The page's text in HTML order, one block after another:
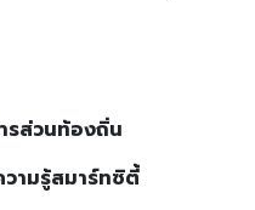
รส่วนท้องถิ่น
ามรู้สมาร์ทซิตี้